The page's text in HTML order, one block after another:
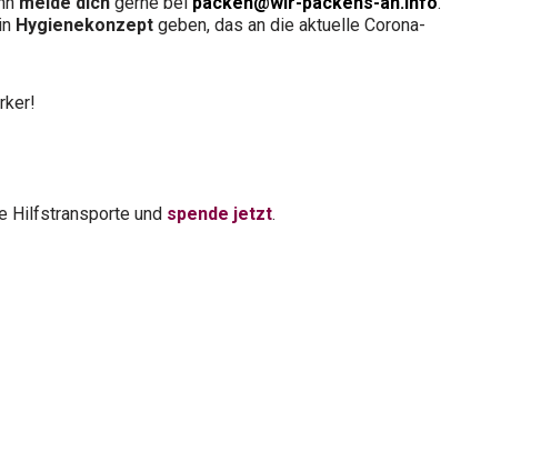
Hygienekonzept geben, das an die aktuelle Corona-
Hilfstransporte und spende jetzt.